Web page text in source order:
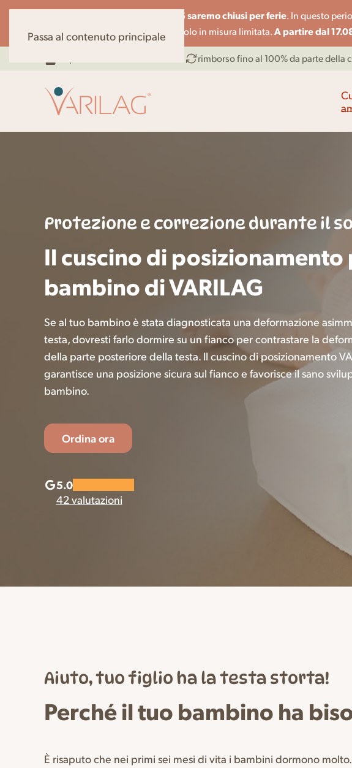
dal 07.08 al 14.08.26 saremo chiusi per ferie. In questo
telefono potranno essere gestite solo in misura limitata.A partire dal
Passa al contenuto principale
rimborso fino al 100% da parte della
Protezione e correzione durante il
Il cuscino di posizionamento
bambino di VARILAG
Se al tuo bambino è stata diagnosticata una deformazione
testa, dovresti farlo dormire su un fianco per contrastare la
della parte posteriore della testa. Il cuscino di posizionamento
garantisce una posizione sicura sul fianco e favorisce il sano
bambino.
Ordina ora
5.0
42 valutazioni
Aiuto, tuo figlio ha la testa storta!
Perché il tuo bambino ha
È risaputo che nei primi sei mesi di vita i bambini dormono